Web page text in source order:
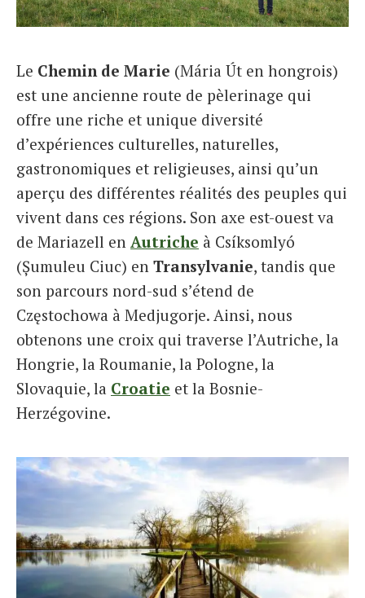
Italiano
Le Chemin de Marie (Mária Út en hongrois)
est une ancienne route de pèlerinage qui
offre une riche et unique diversité
d’expériences culturelles, naturelles,
gastronomiques et religieuses, ainsi qu’un
aperçu des différentes réalités des peuples qui
vivent dans ces régions. Son axe est-ouest va
de Mariazell en Autriche à Csíksomlyó
(Șumuleu Ciuc) en Transylvanie, tandis que
son parcours nord-sud s’étend de
Częstochowa à Medjugorje. Ainsi, nous
obtenons une croix qui traverse l’Autriche, la
Hongrie, la Roumanie, la Pologne, la
Slovaquie, la Croatie et la Bosnie-
Herzégovine.